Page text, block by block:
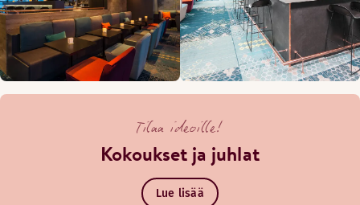
Tilaa ideoille!
Kokoukset ja juhlat
Lue lisää